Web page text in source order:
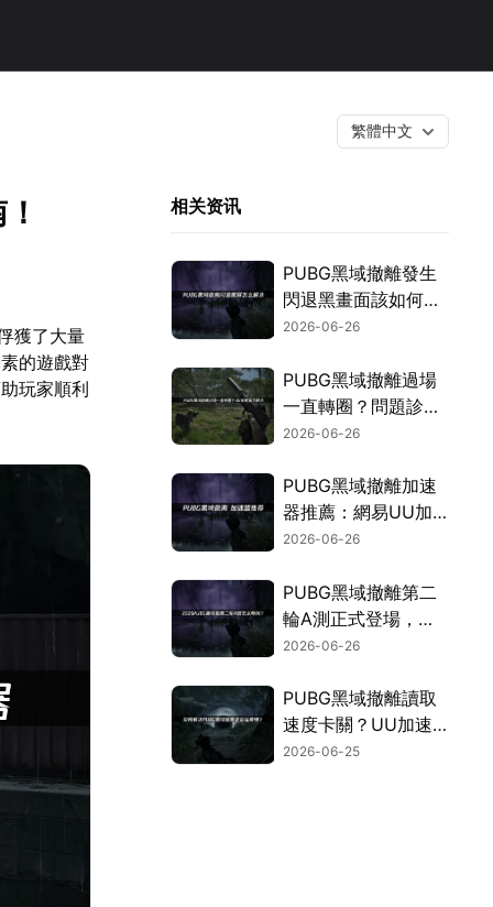
繁體中文
獲了大量
的遊戲對
玩家順利
相关资讯
PUBG黑域撤離發生
閃退黑畫面該如何處
理？最新實用修復方
2026-06-26
PUBG黑域撤離過場
一直轉圈？問題診斷
與高效率解決攻略！
2026-06-26
PUBG黑域撤離加速
器推薦：網易UU加
速器確保網路穩定！
2026-06-26
PUBG黑域撤離第二
輪A測正式登場，同
步公開網路最佳化全
2026-06-26
PUBG黑域撤離讀取
速度卡關？UU加速
器幫你順暢撤離！
2026-06-25